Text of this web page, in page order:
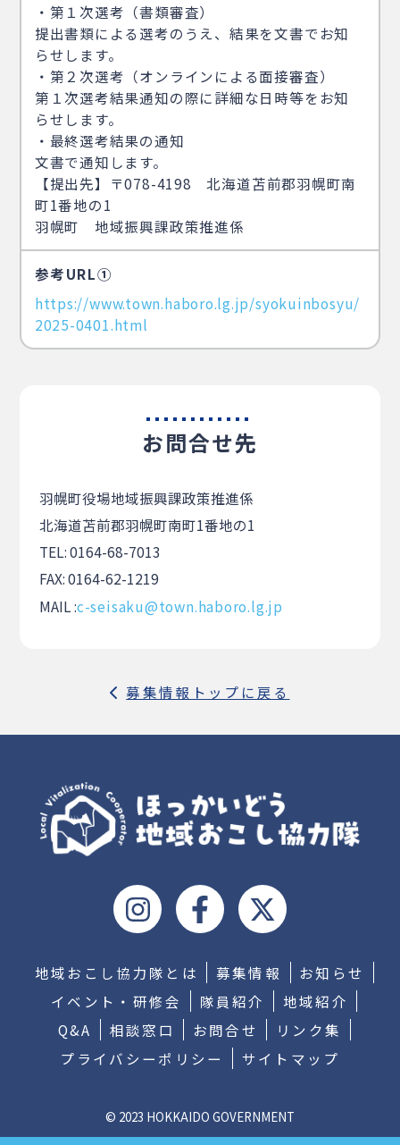
・第１次選考（書類審査）
提出書類による選考のうえ、結果を文書でお知
らせします。
・第２次選考（オンラインによる面接審査）
第１次選考結果通知の際に詳細な日時等をお知
らせします。
・最終選考結果の通知
文書で通知します。
【提出先】〒078-4198 北海道苫前郡羽幌町南
町1番地の1
羽幌町 地域振興課政策推進係
参考URL①
https://www.town.haboro.lg.jp/syokuinbosyu/
2025-0401.html
お問合せ先
羽幌町役場地域振興課政策推進係
北海道苫前郡羽幌町南町1番地の1
TEL: 0164-68-7013
FAX: 0164-62-1219
MAIL :c-seisaku@town.haboro.lg.jp
募集情報トップに戻る
地域おこし協力隊とは 募集情報
お知らせ
イベント・研修会
隊員紹介
地域紹介
Q&A
相談窓口 お問合せ
リンク集
プライバシーポリシー
サイトマップ
© 2023 HOKKAIDO GOVERNMENT